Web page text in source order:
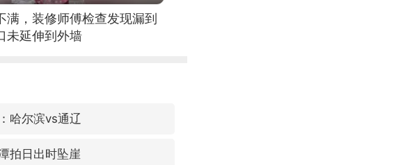
满，装修师傅检查发现漏到
未延伸到外墙
哈尔滨vs通辽
拍日出时坠崖